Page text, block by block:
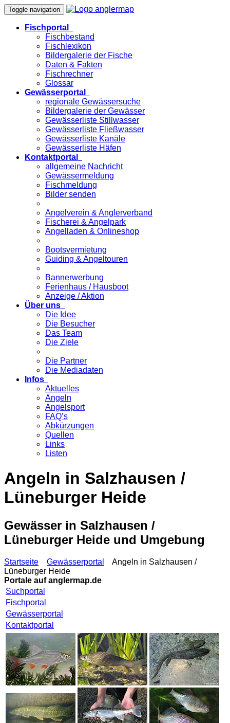
Toggle navigation
Fischportal
Fischbestand
Fischlexikon
Bildergalerie der Fische
Daten & Fakten
Fischrechner
Glossar
Gewässerportal
regionale Gewässersuche
Bildergalerie der Gewässer
Gewässerliste Stillwasser
Gewässerliste Fließwasser
Gewässerliste Kanäle
Gewässerliste Häfen
Kontaktportal
allgemeine Nachricht
Gewässermeldung
Fischmeldung
Bilder senden
Angelverein & Anglerverband
Fischerei & Angelpark
Angelladen & Onlineshop
Bootsvermietung
Guiding & Angeltouren
Bannerwerbung
Ferienhaus / Hausboot
Anzeige / Aktion
Über uns
Die Idee
Die Besucher
Das Team
Die Ziele
Die Partner
Die Mediadaten
Infos
Aktuelles
Angeln
Angelsport
FAQ’s
Abkürzungen
Quellen
Links
Listen
Angeln in Salzhausen /
Lüneburger Heide
Gewässer in Salzhausen /
Lüneburger Heide und Umgebung
Startseite Gewässerportal
Angeln in Salzhausen /
Lüneburger Heide
Portale aufanglermap.de
Suchportal
Fischportal
Gewässerportal
Kontaktportal